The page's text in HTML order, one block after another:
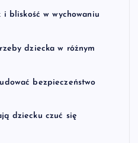
bliskość w wychowaniu
dziecka w różnym
bezpieczeństwo
dziecku czuć się